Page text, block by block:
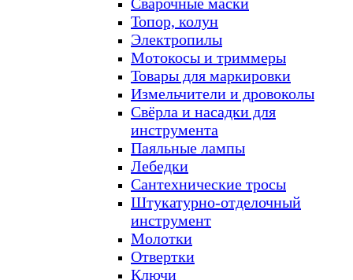
Топор, колун
Электропилы
Мотокосы и триммеры
Товары для маркировки
Измельчители и дровоколы
Свёрла и насадки для
инструмента
Паяльные лампы
Лебедки
Сантехнические тросы
Штукатурно-отделочный
инструмент
Молотки
Отвертки
Ключи